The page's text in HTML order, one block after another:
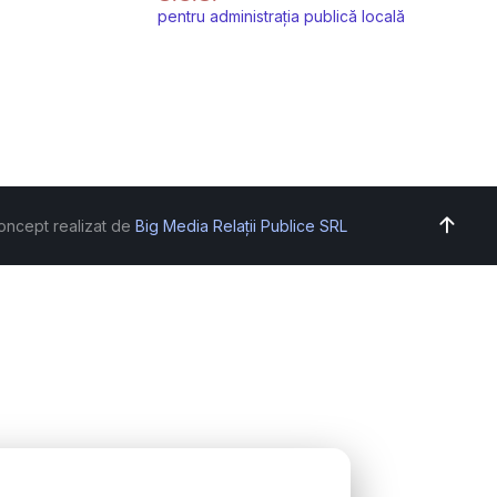
pentru administrația publică locală
realizat de Big Media Relații Publice SRL